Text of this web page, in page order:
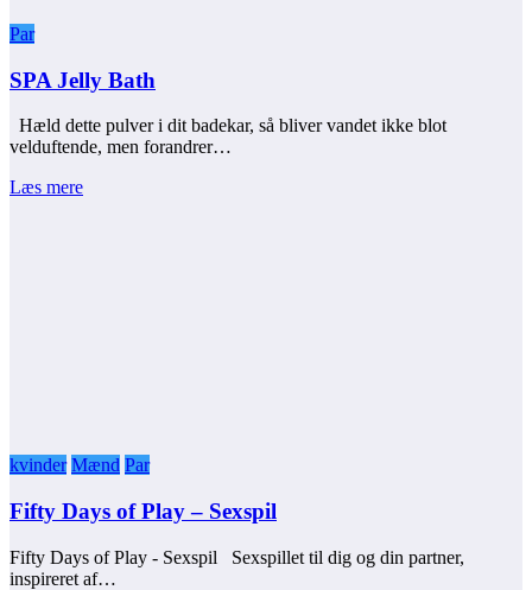
Par
SPA Jelly Bath
Hæld dette pulver i dit badekar, så bliver vandet ikke blot
velduftende, men forandrer…
Læs mere
kvinder Mænd Par
Fifty Days of Play – Sexspil
Fifty Days of Play - Sexspil Sexspillet til dig og din partner,
inspireret af…